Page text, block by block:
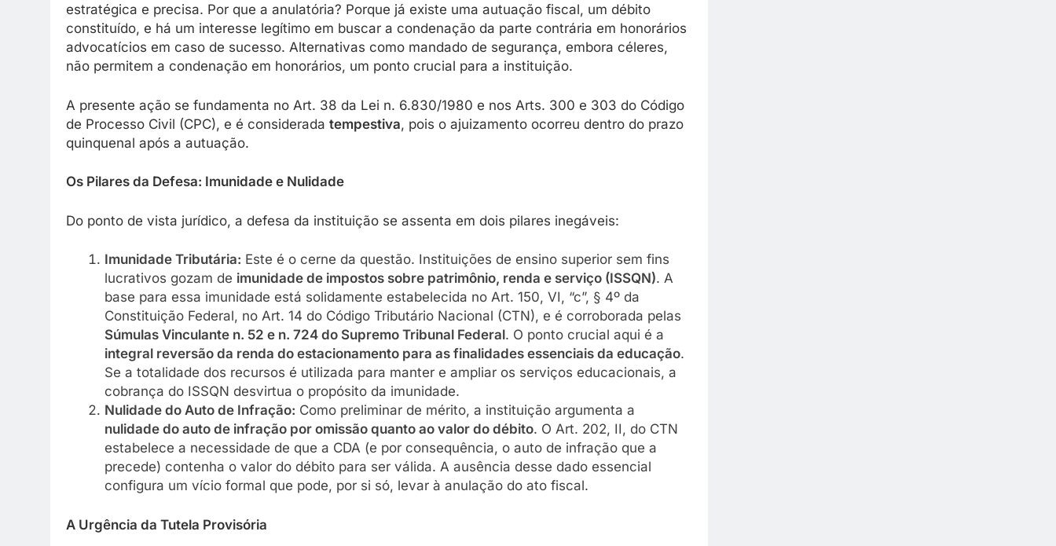
estratégica e precisa. Por que a anulatória? Porque já existe uma autuação fiscal, um débito
constituído, e há um interesse legítimo em buscar a condenação da parte contrária em honorários
advocatícios em caso de sucesso. Alternativas como mandado de segurança, embora céleres,
não permitem a condenação em honorários, um ponto crucial para a instituição.
A presente ação se fundamenta no Art. 38 da Lei n. 6.830/1980 e nos Arts. 300 e 303 do Código
de Processo Civil (CPC), e é considerada tempestiva, pois o ajuizamento ocorreu dentro do prazo
quinquenal após a autuação.
Os Pilares da Defesa: Imunidade e Nulidade
Do ponto de vista jurídico, a defesa da instituição se assenta em dois pilares inegáveis:
Imunidade Tributária: Este é o cerne da questão. Instituições de ensino superior sem fins
lucrativos gozam de imunidade de impostos sobre patrimônio, renda e serviço (ISSQN). A
base para essa imunidade está solidamente estabelecida no Art. 150, VI, “c”, § 4º da
Constituição Federal, no Art. 14 do Código Tributário Nacional (CTN), e é corroborada pelas
Súmulas Vinculante n. 52 e n. 724 do Supremo Tribunal Federal. O ponto crucial aqui é a
integral reversão da renda do estacionamento para as finalidades essenciais da educação.
Se a totalidade dos recursos é utilizada para manter e ampliar os serviços educacionais, a
cobrança do ISSQN desvirtua o propósito da imunidade.
Nulidade do Auto de Infração: Como preliminar de mérito, a instituição argumenta a
nulidade do auto de infração por omissão quanto ao valor do débito. O Art. 202, II, do CTN
estabelece a necessidade de que a CDA (e por consequência, o auto de infração que a
precede) contenha o valor do débito para ser válida. A ausência desse dado essencial
configura um vício formal que pode, por si só, levar à anulação do ato fiscal.
A Urgência da Tutela Provisória